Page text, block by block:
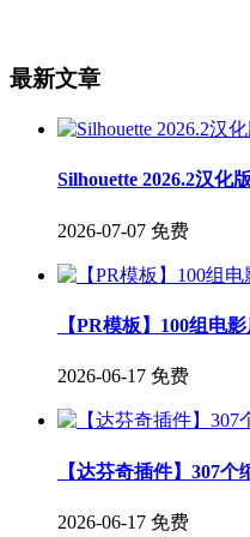
最新文章
Silhouette 2026.2汉
2026-07-07 免费
【PR模板】100组电
2026-06-17 免费
【达芬奇插件】307
2026-06-17 免费